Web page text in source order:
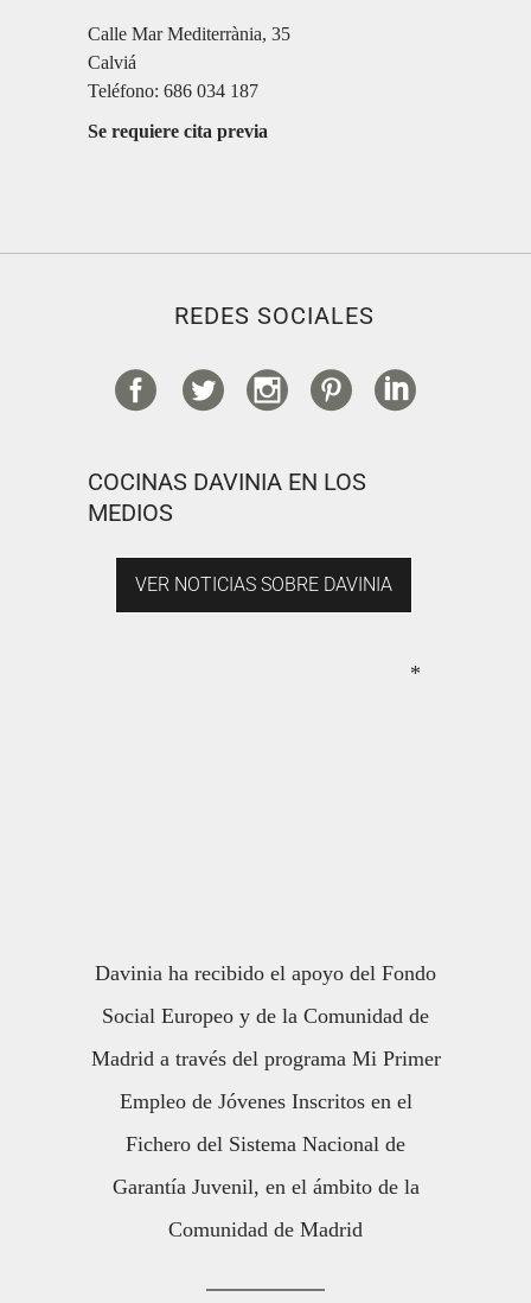
Calle Mar Mediterrània, 35
Calviá
Teléfono: 686 034 187
Se requiere cita previa
REDES SOCIALES
COCINAS DAVINIA EN LOS
MEDIOS
VER NOTICIAS SOBRE DAVINIA
*
Davinia ha recibido el apoyo del Fondo
Social Europeo y de la Comunidad de
Madrid a través del programa Mi Primer
Empleo de Jóvenes Inscritos en el
Fichero del Sistema Nacional de
Garantía Juvenil, en el ámbito de la
Comunidad de Madrid